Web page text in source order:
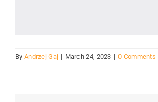
By Andrzej Gaj | March 24, 2023 | 0 Comments